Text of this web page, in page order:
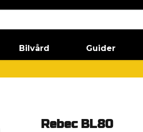
Bilvård Guider
Rebec BL80